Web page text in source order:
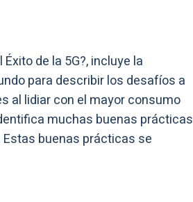
de la 5G?, incluye la
para describir los desafíos a
al lidiar con el mayor consumo
muchas buenas prácticas
buenas prácticas se